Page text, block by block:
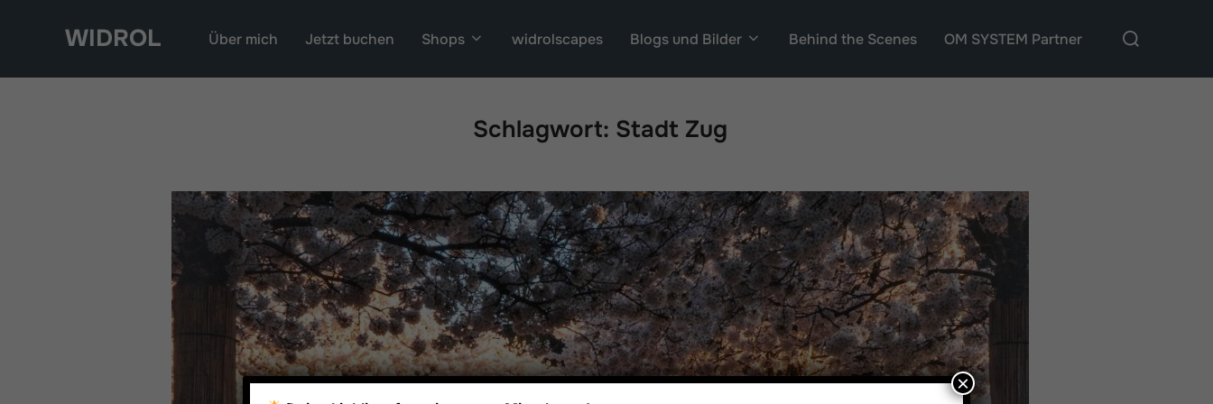
WIDROL Über mich Jetzt buchen Shops widrolscapes Blogs und Bilder Behind the Scenes OM SYSTEM Partner
Suchen
Schlagwort: Stadt Zug
×